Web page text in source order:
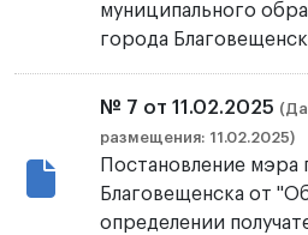
муниципального
города
№ 7 от 11.02.2025
размещения: 11.02.2025)
Постановление мэра
Благовещенска от
определении